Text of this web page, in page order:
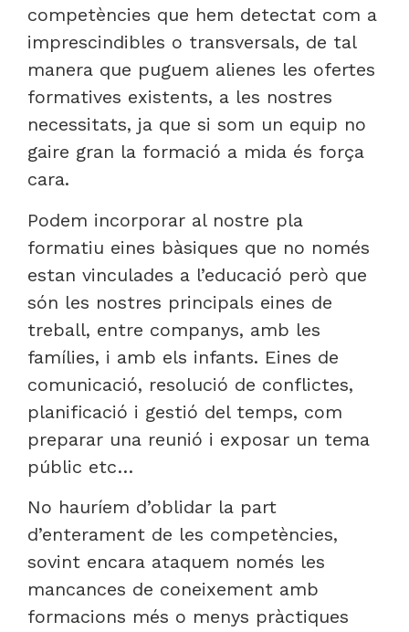
competències que hem detectat com a
imprescindibles o transversals, de tal
manera que puguem alienes les ofertes
formatives existents, a les nostres
necessitats, ja que si som un equip no
gaire gran la formació a mida és força
cara.
Podem incorporar al nostre pla
formatiu eines bàsiques que no només
estan vinculades a l’educació però que
són les nostres principals eines de
treball, entre companys, amb les
famílies, i amb els infants. Eines de
comunicació, resolució de conflictes,
planificació i gestió del temps, com
preparar una reunió i exposar un tema
públic etc…
No hauríem d’oblidar la part
d’enterament de les competències,
sovint encara ataquem només les
mancances de coneixement amb
formacions més o menys pràctiques